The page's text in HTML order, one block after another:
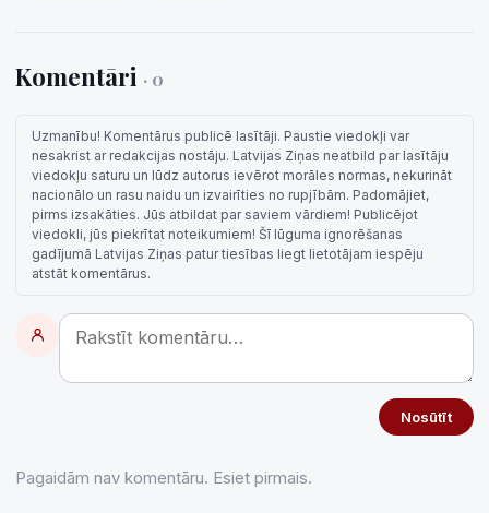
Komentāri · 0
Uzmanību! Komentārus publicē lasītāji. Paustie viedokļi var
nesakrist ar redakcijas nostāju. Latvijas Ziņas neatbild par lasītāju
viedokļu saturu un lūdz autorus ievērot morāles normas, nekurināt
nacionālo un rasu naidu un izvairīties no rupjībām. Padomājiet,
pirms izsakāties. Jūs atbildat par saviem vārdiem! Publicējot
viedokli, jūs piekrītat noteikumiem! Šī lūguma ignorēšanas
gadījumā Latvijas Ziņas patur tiesības liegt lietotājam iespēju
atstāt komentārus.
Nosūtīt
Pagaidām nav komentāru. Esiet pirmais.